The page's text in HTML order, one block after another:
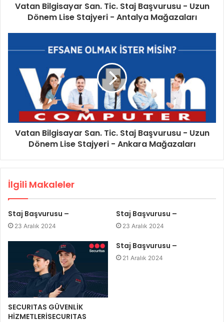
Vatan Bilgisayar San. Tic. Staj Başvurusu - Uzun
Dönem Lise Stajyeri - Antalya Mağazaları
Vatan Bilgisayar San. Tic. Staj Başvurusu - Uzun
Dönem Lise Stajyeri - Ankara Mağazaları
İlgili Makaleler
Staj Başvurusu –
23 Aralık 2024
Staj Başvurusu –
23 Aralık 2024
SECURITAS GÜVENLİK
HİZMETLERİSECURITAS
Staj Başvurusu –
21 Aralık 2024